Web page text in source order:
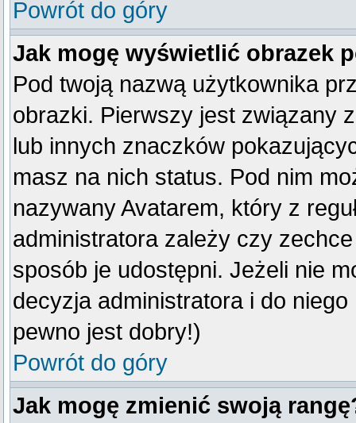
Powrót do góry
Jak mogę wyświetlić obrazek
Pod twoją nazwą użytkownika
obrazki. Pierwszy jest związany
lub innych znaczków
masz na nich status. Pod nim
nazywany Avatarem, który z
administratora zależy czy
sposób je udostępni. Jeżeli nie
decyzja administratora i do
pewno jest dobry!)
Powrót do góry
Jak mogę zmienić swoją